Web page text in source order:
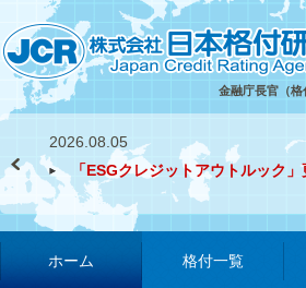
金融庁長官（
2026.08.05
「ESGクレジットアウトルック
ホーム 格付一覧